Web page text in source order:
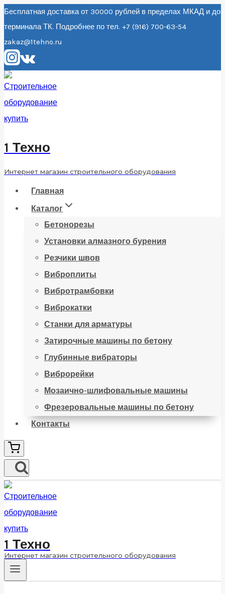
Перейти
к
содержанию
Бесплатная доставка от 30000 рублей в пределах МКАД и до
терминала ТК. Подробнее по тел. +7 (916) 700-63-54
zakaz@1tehno.ru
1 Техно
Интернет магазин строительного оборудования
Главная
Каталог
Бетонорезы
Установки алмазного бурения
Резчики швов
Виброплиты
Вибротрамбовки
Виброкатки
Станки для арматуры
Затирочные машины по бетону
Глубинные вибраторы
Виброрейки
Мозаично-шлифовальные машины
Фрезеровальные машины по бетону
Контакты
1 Техно
Интернет магазин строительного оборудования